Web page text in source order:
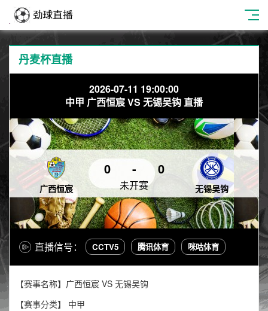
丹麦杯直播
2026-07-11 19:00:00
中甲 广西恒宸 VS 无锡吴钩 直播
广西恒宸
0 - 0
无锡吴钩
未开赛
直播信号： CCTV5 腾讯体育 咪咕体育
【赛事名称】广西恒宸 VS 无锡吴钩
【赛事分类】 中甲